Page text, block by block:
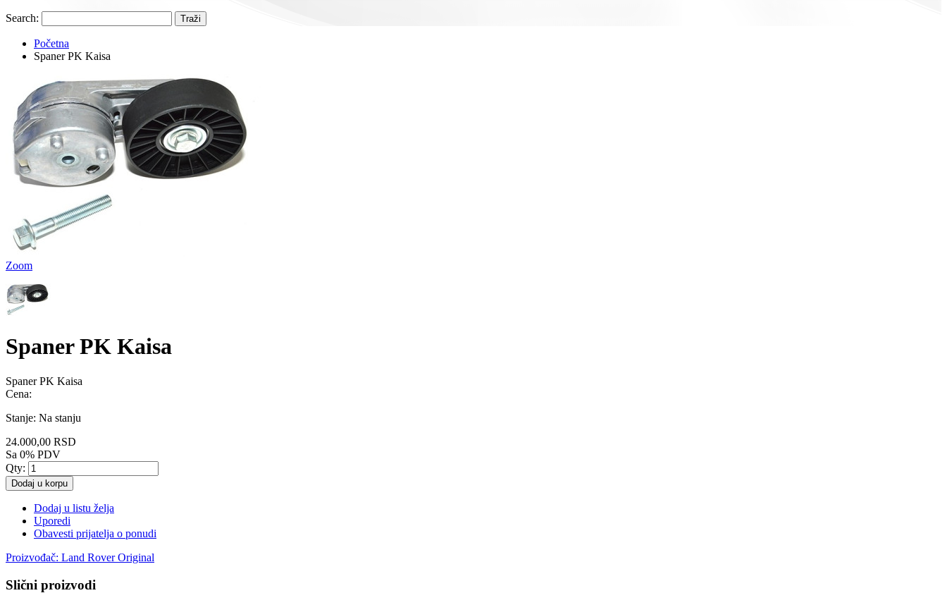
Search: Traži
Početna
Spaner PK Kaisa
Zoom
Spaner PK Kaisa
Spaner PK Kaisa
Cena:
Stanje: Na stanju
24.000,00 RSD
Sa 0% PDV
Qty:
Dodaj u korpu
Dodaj u listu želja
Uporedi
Obavesti prijatelja o ponudi
Proizvođač: Land Rover Original
Slični proizvodi